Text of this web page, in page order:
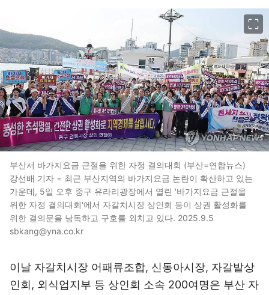
부산서 바가지요금 근절을 위한 자정 결의대회 (부산=연합뉴스)
강선배 기자 = 최근 부산지역의 바가지요금 논란이 확산하고 있는
가운데, 5일 오후 중구 유라리광장에서 열린 '바가지요금 근절을
위한 자정 결의대회'에서 자갈치시장 상인회 등이 상권 활성화를
위한 결의문을 낭독하고 구호를 외치고 있다. 2025.9.5
sbkang@yna.co.kr
이날 자갈치시장 어패류조합, 신동아시장, 자갈밭상
인회, 외식업지부 등 상인회 소속 200여명은 부산 자